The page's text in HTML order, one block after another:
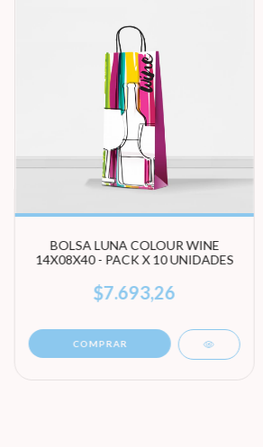
BOLSA LUNA COLOUR WINE
14X08X40 - PACK X 10 UNIDADES
$7.693,26
COMPRAR